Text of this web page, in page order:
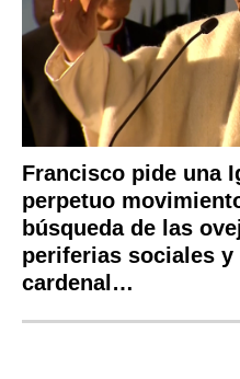
Francisco pide una
perpetuo
búsqueda de las
periferias sociales
cardenal…